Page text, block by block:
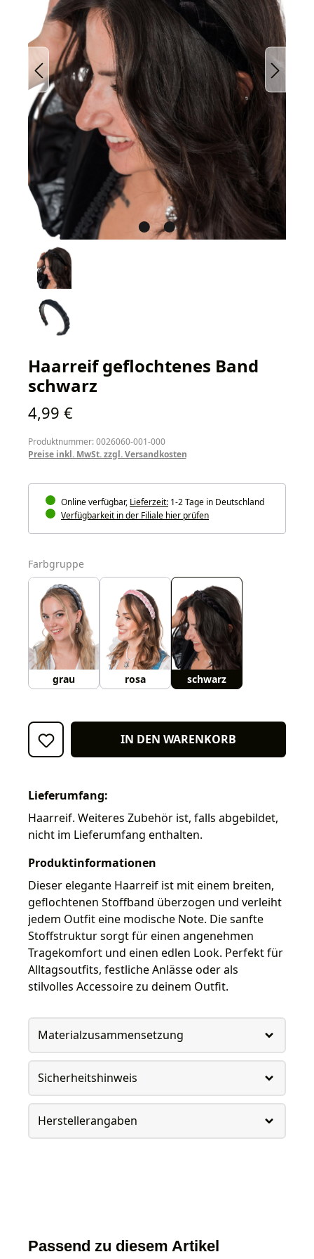
Haarreif geflochtenes Band
schwarz
Regulärer Preis:
4,99 €
Produktnummer: 0026060-001-000
Preise inkl. MwSt. zzgl. Versandkosten
Online verfügbar, Lieferzeit: 1-2 Tage in Deutschland
Verfügbarkeit in der Filiale hier prüfen
Farbgruppe
grau rosa schwarz
IN DEN WARENKORB
Lieferumfang:
Haarreif. Weiteres Zubehör ist, falls abgebildet,
nicht im Lieferumfang enthalten.
Produktinformationen
Dieser elegante Haarreif ist mit einem breiten,
geflochtenen Stoffband überzogen und verleiht
jedem Outfit eine modische Note. Die sanfte
Stoffstruktur sorgt für einen angenehmen
Tragekomfort und einen edlen Look. Perfekt für
Alltagsoutfits, festliche Anlässe oder als
stilvolles Accessoire zu deinem Outfit.
Materialzusammensetzung
Sicherheitshinweis
Herstellerangaben
Passend zu diesem Artikel